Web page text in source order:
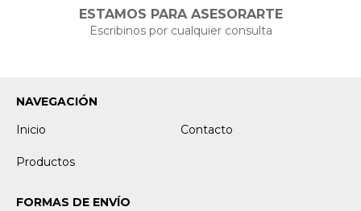
ESTAMOS PARA ASESORARTE
Escribinos por cualquier consulta
NAVEGACIÓN
Inicio
Contacto
Productos
FORMAS DE ENVÍO